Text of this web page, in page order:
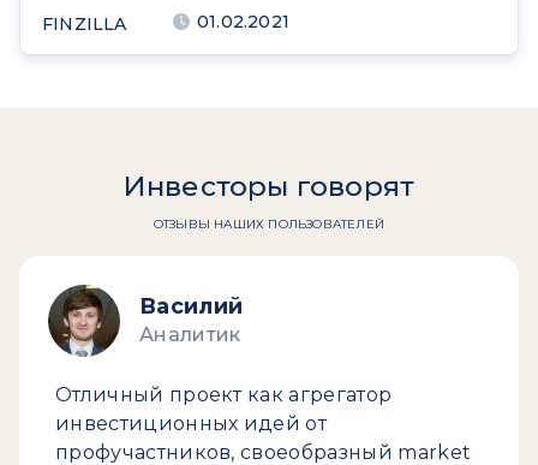
FINZILLA 01.02.2021
Инвесторы говорят
ОТЗЫВЫ НАШИХ ПОЛЬЗОВАТЕЛЕЙ
Василий
Аналитик
Отличный проект как агрегатор
инвестиционных идей от
профучастников, своеобразный market